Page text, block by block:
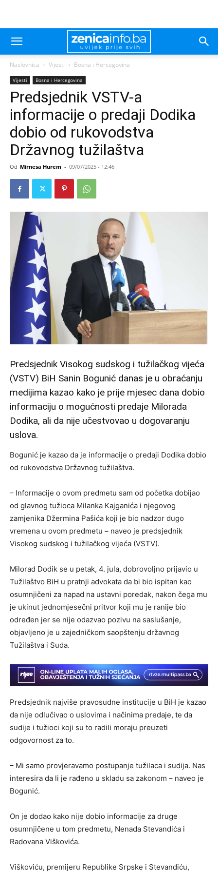
Naslovnica Vijesti Bosna i Hercegovina
Vijesti Bosna i Hercegovina
Predsjednik VSTV-a
informacije o predaji Dodika
dobio od rukovodstva
Državnog tužilaštva
Od Mirnesa Hurem - 09/07/2025 - 12:46
Predsjednik Visokog sudskog i tužilačkog vijeća
(VSTV) BiH Sanin Bogunić danas je u obraćanju
medijima kazao kako je prije mjesec dana dobio
informaciju o mogućnosti predaje Milorada
Dodika, ali da nije učestvovao u dogovaranju
uslova.
Bogunić je kazao da je informacije o predaji Dodika dobio
od rukovodstva Državnog tužilaštva.
– Informacije o ovom predmetu sam od početka dobijao
od glavnog tužioca Milanka Kajganića i njegovog
zamjenika Džermina Pašića koji je bio nadzor dugo
vremena u ovom predmetu – naveo je predsjednik
Visokog sudskog i tužilačkog vijeća (VSTV).
Milorad Dodik se u petak, 4. jula, dobrovoljno prijavio u
Tužilaštvo BiH u pratnji advokata da bi bio ispitan kao
osumnjičeni za napad na ustavni poredak, nakon čega mu
je ukinut jednomjesečni pritvor koji mu je ranije bio
određen jer se nije odazvao pozivu na saslušanje,
objavljeno je u zajedničkom saopštenju državnog
Tužilaštva i Suda.
Predsjednik najviše pravosudne institucije u BiH je kazao
da nije odlučivao o uslovima i načinima predaje, te da
sudije i tužioci koji su to radili moraju preuzeti
odgovornost za to.
– Mi samo provjeravamo postupanje tužilaca i sudija. Nas
interesira da li je rađeno u skladu sa zakonom – naveo je
Bogunić.
On je dodao kako nije dobio informacije za druge
osumnjičene u tom predmetu, Nenada Stevandića i
Radovana Viškovića.
Viškoviću, premijeru Republike Srpske i Stevandiću,